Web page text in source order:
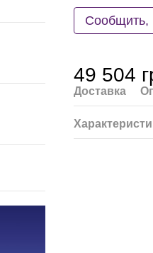
Сообщить,
49 504
Доставка